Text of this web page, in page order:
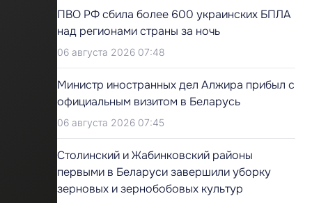
ПВО РФ сбила более 600 украинских БПЛА
над регионами страны за ночь
06 августа 2026 07:48
Министр иностранных дел Алжира прибыл с
официальным визитом в Беларусь
06 августа 2026 07:45
Столинский и Жабинковский районы
первыми в Беларуси завершили уборку
зерновых и зернобобовых культур